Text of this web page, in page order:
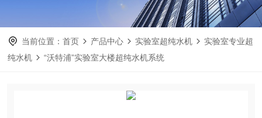
产品中心
新闻中心
当前位置：首页 产品中心 实验室超纯水机
实验室专业超
纯水机
“沃特浦”实验室大楼超纯水机系统